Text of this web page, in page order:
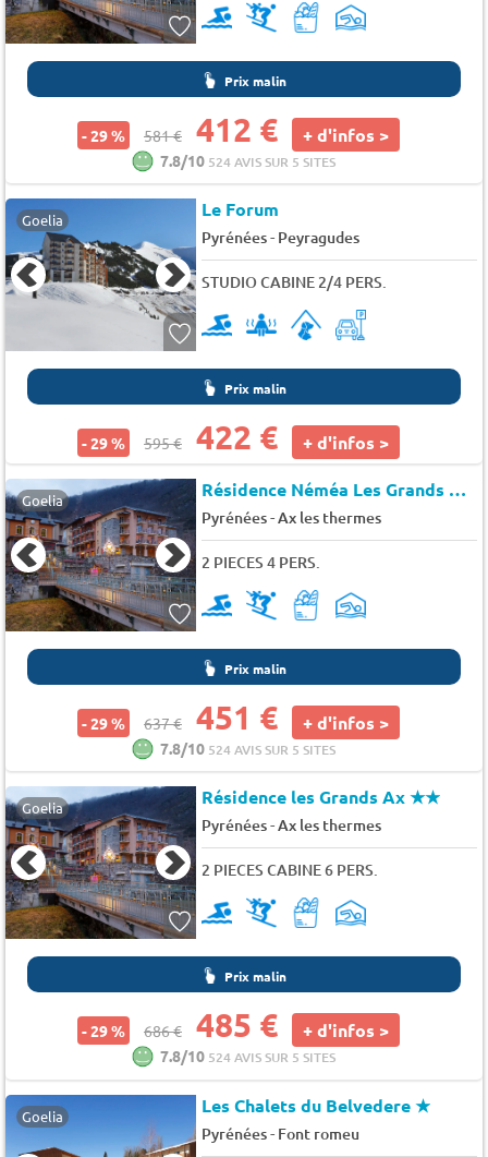
Prix malin
- 29 % 581 € 412 € + d'infos >
7.8/10 524 AVIS SUR 5 SITES
Goelia Le Forum
Pyrénées- Peyragudes
STUDIO CABINE 2/4 PERS.
Prix malin
- 29 % 595 € 422 € + d'infos >
Goelia Résidence Néméa Les Grands Ax
Pyrénées-Ax les thermes
2 PIECES 4 PERS.
Prix malin
- 29 % 637 € 451 € + d'infos >
7.8/10 524 AVIS SUR 5 SITES
Goelia Résidence les Grands Ax★★
Pyrénées-Ax les thermes
2 PIECES CABINE 6 PERS.
Prix malin
- 29 % 686 € 485 € + d'infos >
7.8/10 524 AVIS SUR 5 SITES
Goelia Les Chalets du Belvedere★
Pyrénées- Font romeu